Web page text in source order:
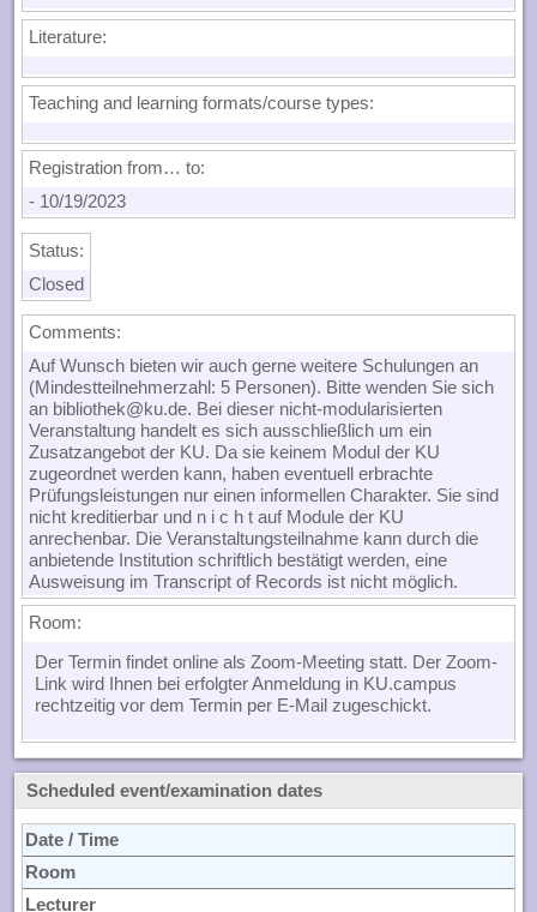
Literature:
Teaching and learning formats/course types:
Registration from… to:
- 10/19/2023
Status:
Closed
Comments:
Auf Wunsch bieten wir auch gerne weitere Schulungen an
(Mindestteilnehmerzahl: 5 Personen). Bitte wenden Sie sich
an bibliothek@ku.de. Bei dieser nicht-modularisierten
Veranstaltung handelt es sich ausschließlich um ein
Zusatzangebot der KU. Da sie keinem Modul der KU
zugeordnet werden kann, haben eventuell erbrachte
Prüfungsleistungen nur einen informellen Charakter. Sie sind
nicht kreditierbar und n i c h t auf Module der KU
anrechenbar. Die Veranstaltungsteilnahme kann durch die
anbietende Institution schriftlich bestätigt werden, eine
Ausweisung im Transcript of Records ist nicht möglich.
Room:
Der Termin findet online als Zoom-Meeting statt. Der Zoom-
Link wird Ihnen bei erfolgter Anmeldung in KU.campus
rechtzeitig vor dem Termin per E-Mail zugeschickt.
Scheduled event/examination dates
Date / Time
Room
Lecturer